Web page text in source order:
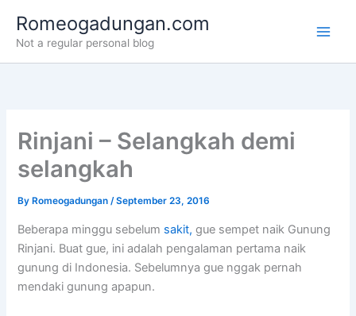
content
Romeogadungan.com
Not a regular personal blog
Rinjani – Selangkah demi
selangkah
By Romeogadungan/September 23, 2016
Beberapa minggu sebelum sakit, gue sempet naik Gunung
Rinjani. Buat gue, ini adalah pengalaman pertama naik
gunung di Indonesia. Sebelumnya gue nggak pernah
mendaki gunung apapun.